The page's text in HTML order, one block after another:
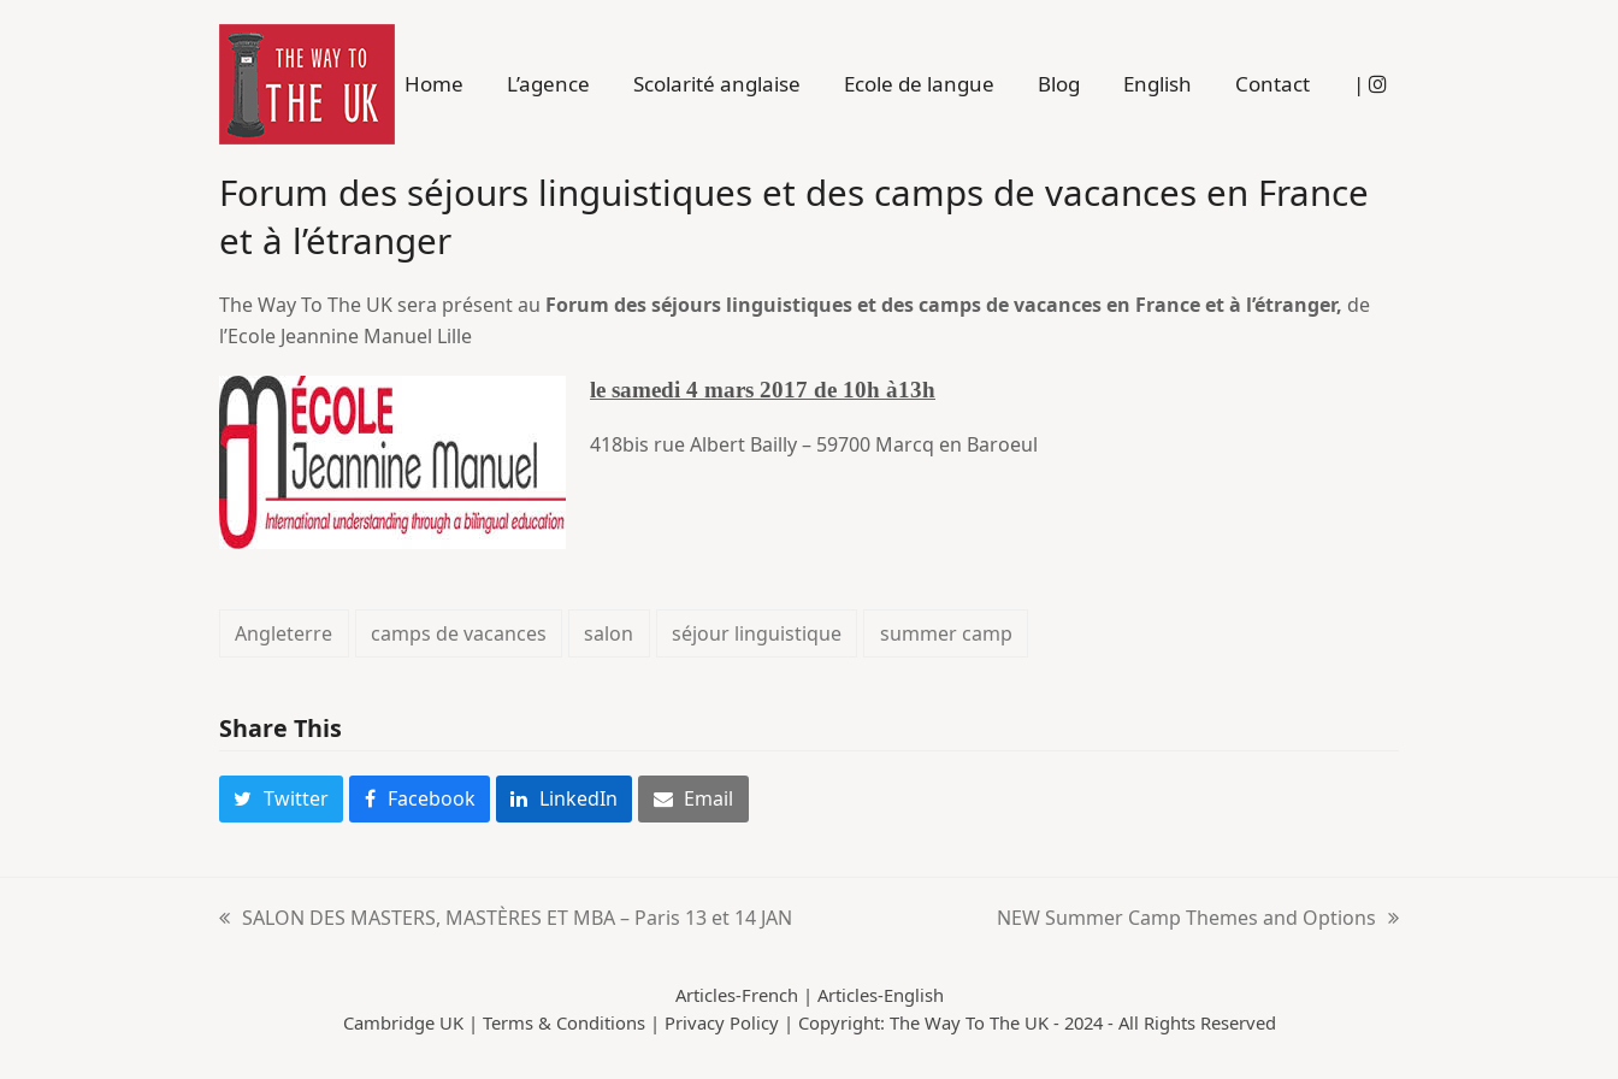
Home L’agence Scolarité anglaise Ecole de langue Blog English Contact |
Forum des séjours linguistiques et des camps de vacances en France
et à l’étranger
The Way To The UK sera présent au Forum des séjours linguistiques et des camps de vacances en France et à l’étranger, de
l’Ecole Jeannine Manuel Lille
le samedi 4 mars 2017 de 10h à13h
418bis rue Albert Bailly – 59700 Marcq en Baroeul
Angleterre camps de vacances salon séjour linguistique summer camp
Share This
Twitter Facebook LinkedIn Email
previous
SALON DES MASTERS, MASTÈRES ET MBA – Paris 13 et 14 JAN
next
NEW Summer Camp Themes and Options
Articles-French | Articles-English
Cambridge UK | Terms & Conditions| Privacy Policy| Copyright: The Way To The UK - 2024 - All Rights Reserved